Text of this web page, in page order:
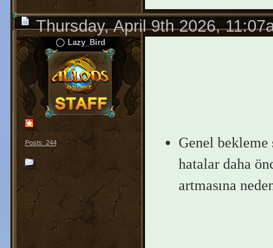
Thursday, April 9th 2026,
Lazy_Bird
Posts: 244
Genel
hatalar daha
artmasına